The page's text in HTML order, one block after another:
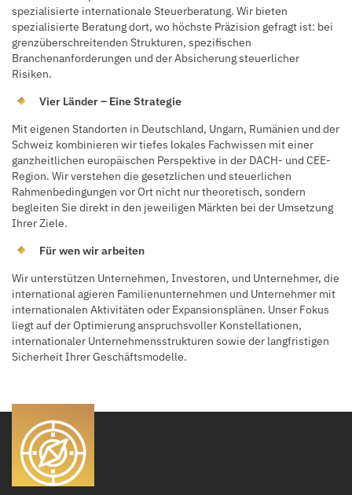
spezialisierte internationale Steuerberatung. Wir bieten
spezialisierte Beratung dort, wo höchste Präzision gefragt ist: bei
grenzüberschreitenden Strukturen, spezifischen
Branchenanforderungen und der Absicherung steuerlicher
Risiken.
Vier Länder – Eine Strategie
Mit eigenen Standorten in Deutschland, Ungarn, Rumänien und der
Schweiz kombinieren wir tiefes lokales Fachwissen mit einer
ganzheitlichen europäischen Perspektive in der DACH- und CEE-
Region. Wir verstehen die gesetzlichen und steuerlichen
Rahmenbedingungen vor Ort nicht nur theoretisch, sondern
begleiten Sie direkt in den jeweiligen Märkten bei der Umsetzung
Ihrer Ziele.
Für wen wir arbeiten
Wir unterstützen Unternehmen, Investoren, und Unternehmer, die
international agieren Familienunternehmen und Unternehmer mit
internationalen Aktivitäten oder Expansionsplänen. Unser Fokus
liegt auf der Optimierung anspruchsvoller Konstellationen,
internationaler Unternehmensstrukturen sowie der langfristigen
Sicherheit Ihrer Geschäftsmodelle.